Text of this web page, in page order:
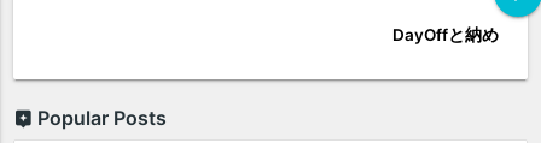
DayOffと納め
Popular Posts